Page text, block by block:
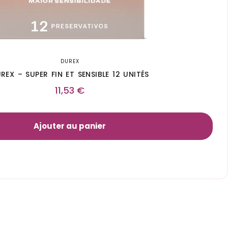
DUREX
– SUPER FIN ET SENSIBLE 12 UNITÉS
11,53 €
Ajouter au panier